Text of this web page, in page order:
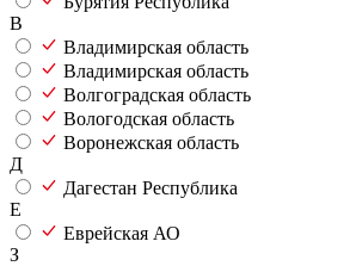
В
Владимирская область
Владимирская область
Волгоградская область
Вологодская область
Воронежская область
Д
Дагестан Республика
Е
Еврейская АО
З